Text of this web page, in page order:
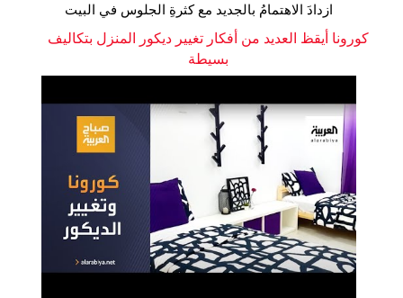
ازدادَ الاهتمامُ بالجديد مع كثرةِ الجلوس في البيت
كورونا أيقظ العديد من أفكار تغيير ديكور المنزل بتكاليف
بسيطة